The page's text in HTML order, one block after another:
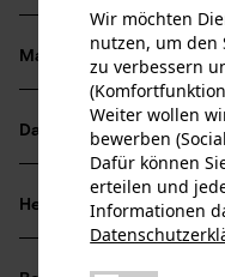
der Motorsäge
Bequemer
Produktdetails
Aktivitätstyp
Transportieren
Altersgruppe
Material & Pflege
Material
Hauptmaterial
Kunststoffverbund
Datenblätter
Herstellerdatenblatt
Herstellerinformationen
Wir möchten
nutzen, um den
zu verbessern
Weiter wollen
bewerben
Dafür können
erteilen und
Informationen